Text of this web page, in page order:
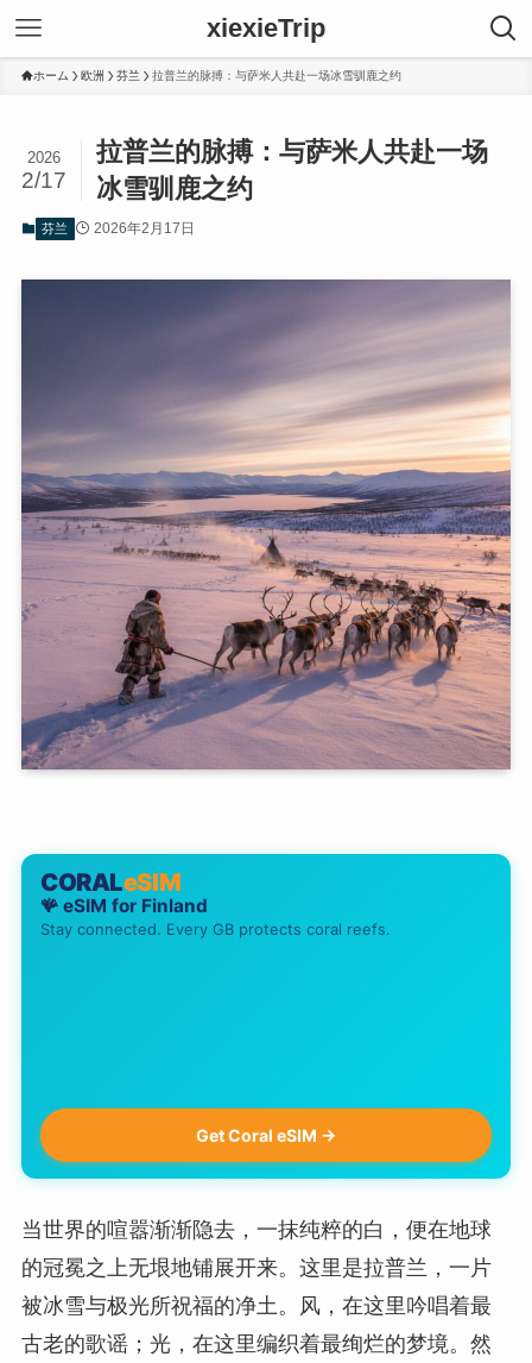
xiexieTrip
ホーム 欧洲 芬兰 拉普兰的脉搏：与萨米人共赴一场冰雪驯鹿之约
拉普兰的脉搏：与萨米人共赴一场
冰雪驯鹿之约
2026
2/17
芬兰 2026年2月17日
CORALeSIM
🪸 eSIM for Finland
Stay connected. Every GB protects coral reefs.
Get Coral eSIM →
当世界的喧嚣渐渐隐去，一抹纯粹的白，便在地球
的冠冕之上无垠地铺展开来。这里是拉普兰，一片
被冰雪与极光所祝福的净土。风，在这里吟唱着最
古老的歌谣；光，在这里编织着最绚烂的梦境。然